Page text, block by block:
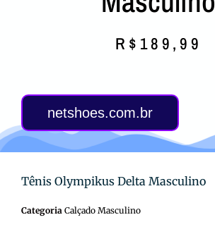
R$ 189,99
netshoes.com.br
Tênis Olympikus Delta Masculino
Categoria Calçado Masculino